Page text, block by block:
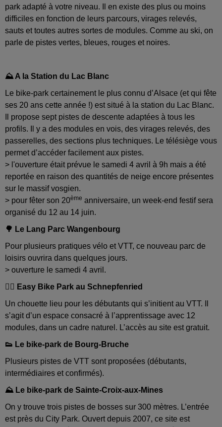
park adapté à votre niveau. Il en existe des plus ou moins
difficiles en fonction de leurs parcours, virages relevés,
sauts et toutes autres sortes de modules. Comme au ski, on
parle de pistes vertes, bleues, rouges et noires.
⛰️ A la Station du Lac Blanc
Le bike-park certainement le plus connu d’Alsace (et qui fête
ses 20 ans cette année !) est situé à la station du Lac Blanc.
Il propose sept pistes de descente adaptées à tous les
profils. Il y a des modules en vois, des virages relevés, des
passerelles, des sections plus techniques. Le télésiège vous
permet d’accéder facilement aux pistes.
> l'ouverture était prévue le samedi 4 avril à 9h mais a été
reportée en raison des quantités de neige encore présentes
sur le massif vosgien.
> pour fêter son 20ème anniversaire, un week-end festif sera
organisé du 12 au 14 juin.
🌳 Le Lang Parc Wangenbourg
Pour plusieurs pratiques vélo et VTT, ce nouveau parc de
loisirs ouvrira dans quelques jours.
> ouverture le samedi 4 avril.
🚴‍♀️ Easy Bike Park au Schnepfenried
Un chouette lieu pour les débutants qui s’initient au VTT. Il
s’agit d’un espace consacré à l’apprentissage avec 12
modules, dans un cadre naturel. L’accès au site est gratuit.
👟 Le bike-park de Bourg-Bruche
Plusieurs pistes de VTT sont proposées (débutants,
intermédiaires et confirmés).
⛰️ Le bike-park de Sainte-Croix-aux-Mines
On y trouve trois pistes de bosses sur 300 mètres. L’entrée
est près du City Park. Ouvert depuis 2007, ce site est